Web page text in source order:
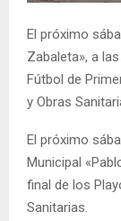
El próximo
Zabaleta», a
Fútbol de
y Obras
El próximo
Municipal
final de los
Sanitarias.